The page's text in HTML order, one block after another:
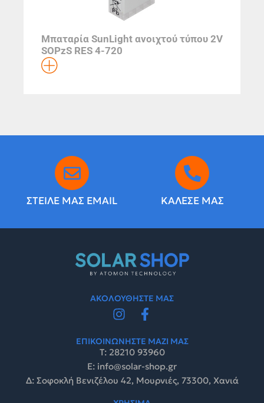
Μπαταρία SunLight ανοιχτού τύπου 2V
SOPzS RES 4-720
ΣΤΕΙΛΕ ΜΑΣ EMAIL ΚΑΛΕΣΕ ΜΑΣ
ΑΚΟΛΟΥΘΗΣΤΕ ΜΑΣ
ΕΠΙΚΟΙΝΩΝΗΣΤΕ ΜΑΖΙ ΜΑΣ
Τ: 28210 93960
E: info@solar-shop.gr
Δ: Σοφοκλή Βενιζέλου 42, Μουρνιές, 73300, Χανιά